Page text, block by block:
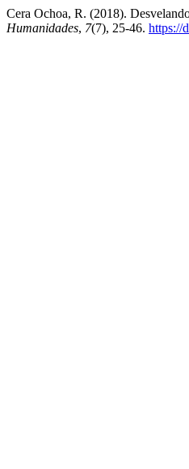
Cera Ochoa, R. (2018).
Humanidades, 7(7), 25-46. https://